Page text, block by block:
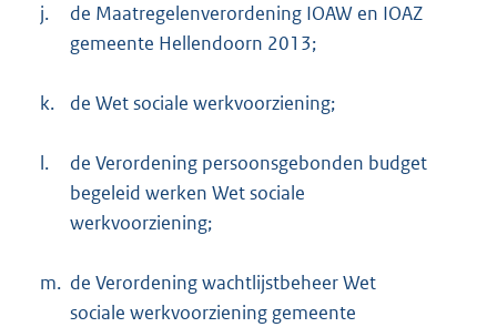
j.
de Maatregelenverordening IOAW en IOAZ
gemeente Hellendoorn 2013;
k. de Wet sociale werkvoorziening;
l.
de Verordening persoonsgebonden budget
begeleid werken Wet sociale
werkvoorziening;
m. de Verordening wachtlijstbeheer Wet
sociale werkvoorziening gemeente